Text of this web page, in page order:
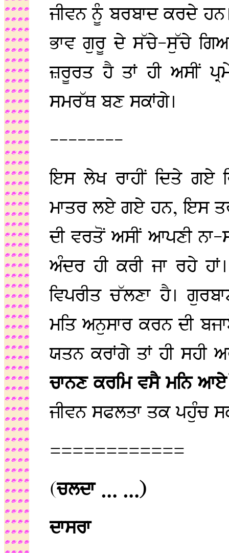
ਜੀਵਨ ਨੂੰ ਬਰਬਾਦ ਕਰਦੇ
ਭਾਵ ਗੁਰੂ ਦੇ ਸੱਚੇ-ਸੁੱਚੇ
ਜ਼ਰੂਰਤ ਹੈ ਤਾਂ ਹੀ ਅਸੀਂ
ਸਮਰੱਥ ਬਣ ਸਕਾਂਗੇ।
--------
ਇਸ ਲੇਖ ਰਾਹੀਂ ਦਿਤੇ ਗਏ
ਮਾਤਰ ਲਏ ਗਏ ਹਨ, ਇਸ
ਦੀ ਵਰਤੋਂ ਅਸੀਂ ਆਪਣੀ
ਅੰਦਰ ਹੀ ਕਰੀ ਜਾ ਰਹੇ
ਵਿਪਰੀਤ ਚੱਲਣਾ ਹੈ।
ਮਤਿ ਅਨੁਸਾਰ ਕਰਨ ਦੀ
ਯਤਨ ਕਰਾਂਗੇ ਤਾਂ ਹੀ ਸਹੀ
ਚਾਨਣ ਕਰਮਿ ਵਸੈ ਮਨਿ
ਜੀਵਨ ਸਫਲਤਾ ਤਕ ਪਹੁੰਚ
============
(ਚਲਦਾ … …)
ਦਾਸਰਾ